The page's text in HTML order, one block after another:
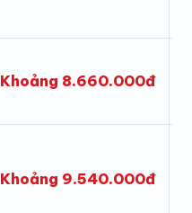
Khoảng 8.660.000đ
Khoảng 9.540.000đ